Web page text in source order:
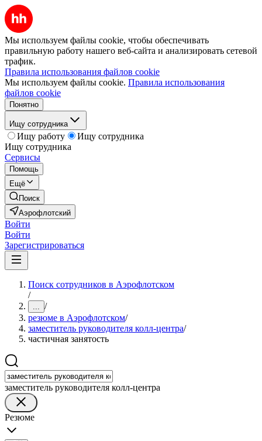
Мы используем файлы cookie, чтобы обеспечивать
правильную работу нашего веб-сайта и анализировать сетевой
трафик.
Правила использования файлов cookie
Мы используем файлы cookie. Правила использования
файлов cookie
Понятно
Ищу сотрудника
Ищу работу
Ищу сотрудника
Ищу сотрудника
Сервисы
Помощь
Ещё
Поиск
Аэрофлотский
Войти
Войти
Зарегистрироваться
Поиск сотрудников в Аэрофлотском
/
... /
резюме в Аэрофлотском/
заместитель руководителя колл-центра/
частичная занятость
заместитель руководителя колл-центра
Резюме